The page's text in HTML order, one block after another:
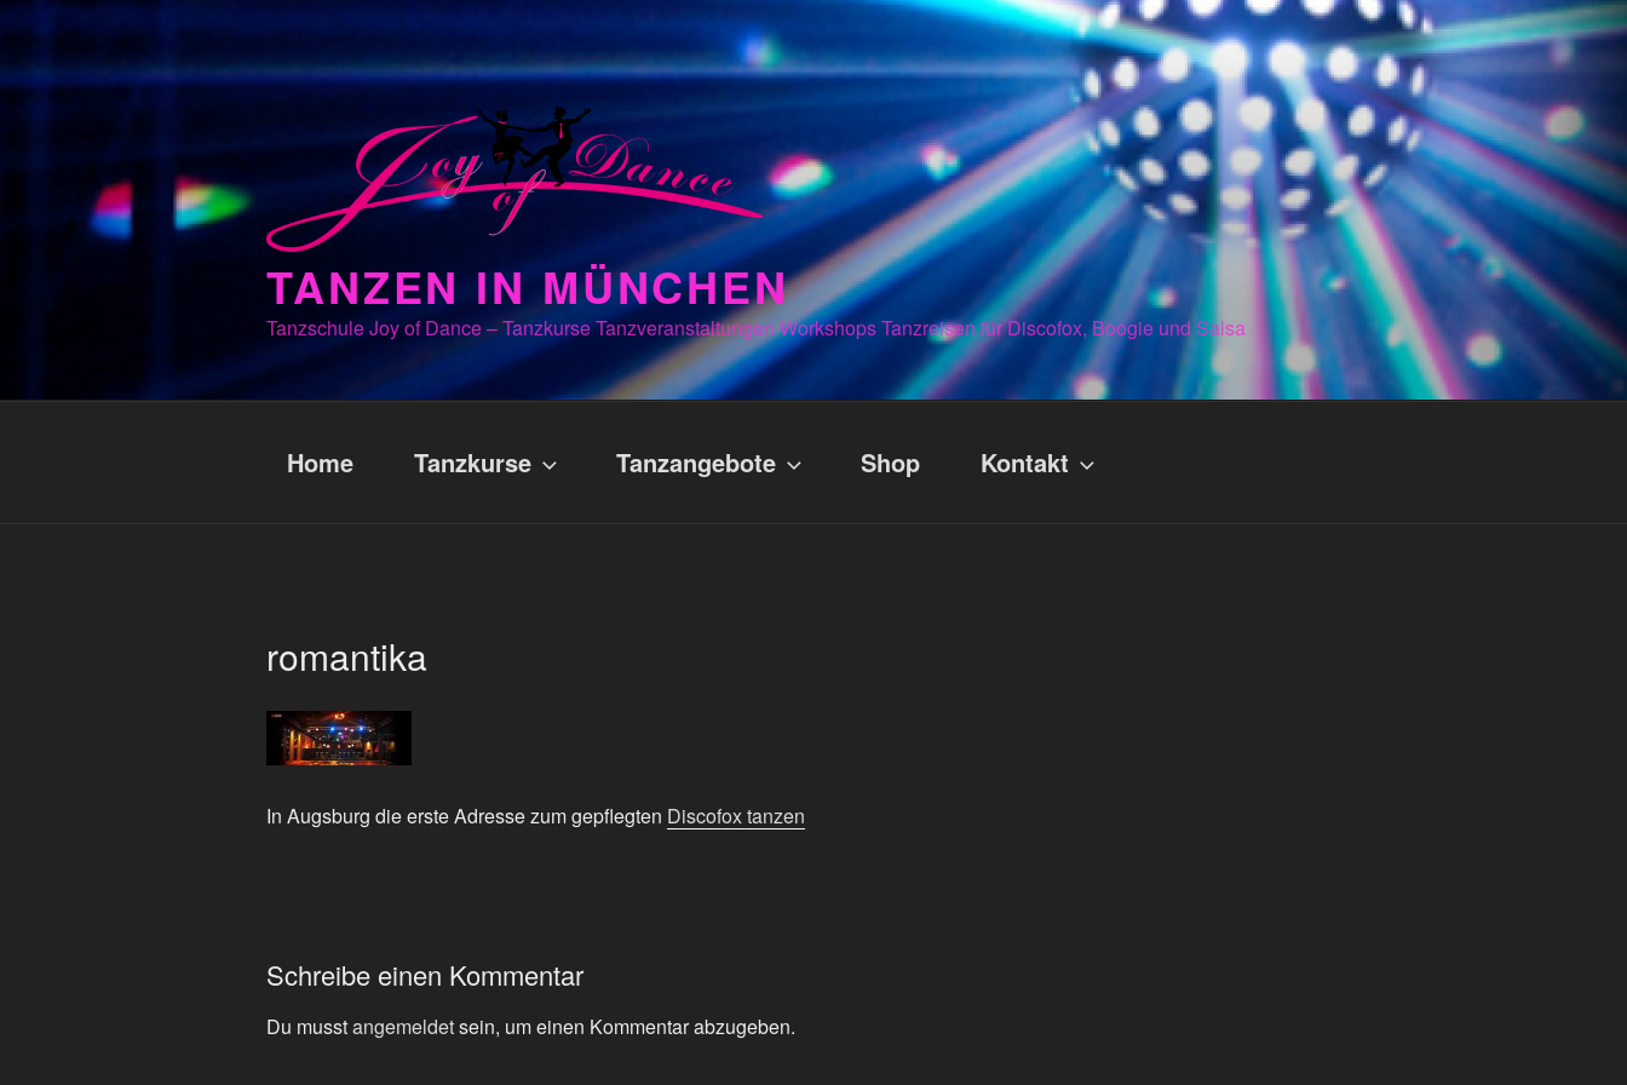
Zum
Inhalt
springen
TANZEN IN MÜNCHEN
Tanzschule Joy of Dance – Tanzkurse Tanzveranstaltungen Workshops Tanzreisen für Discofox, Boogie und Salsa
Home Tanzkurse Tanzangebote Shop Kontakt
romantika
In Augsburg die erste Adresse zum gepflegten Discofox tanzen
Schreibe einen Kommentar
Du musstangemeldetsein, um einen Kommentar abzugeben.